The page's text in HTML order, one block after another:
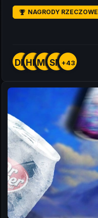
NAGRODY RZECZOWE
DMHMMMSM+43